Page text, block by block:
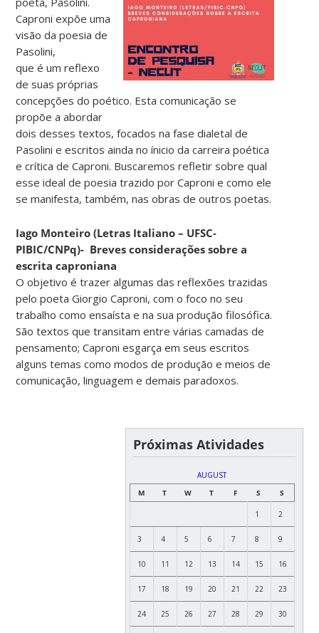
Caproni expõe uma
visão da poesia de
Pasolini,
que é um reflexo
de suas próprias
concepções do poético. Esta comunicação se
propõe a abordar
dois desses textos, focados na fase dialetal de
Pasolini e escritos ainda no ínicio da carreira poética
e crítica de Caproni. Buscaremos refletir sobre qual
esse ideal de poesia trazido por Caproni e como ele
se manifesta, também, nas obras de outros poetas.
Iago Monteiro (Letras Italiano – UFSC-
PIBIC/CNPq)- Breves considerações sobre a
escrita caproniana
O objetivo é trazer algumas das reflexões trazidas
pelo poeta Giorgio Caproni, com o foco no seu
trabalho como ensaísta e na sua produção filosófica.
São textos que transitam entre várias camadas de
pensamento; Caproni esgarça em seus escritos
alguns temas como modos de produção e meios de
comunicação, linguagem e demais paradoxos.
Próximas Atividades
AUGUST
M
T W T F S S
1 2
3 4 5 6 7 8 9
10 11 12 13 14 15 16
17 18 19 20 21 22 23
24 25 26 27 28 29 30